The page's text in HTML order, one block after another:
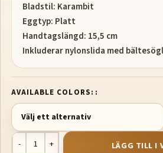
Bladstil: Karambit
Eggtyp: Platt
Handtagslängd: 15,5 cm
Inkluderar nylonslida med
AVAILABLE COLORS:
LÄGG TILL I